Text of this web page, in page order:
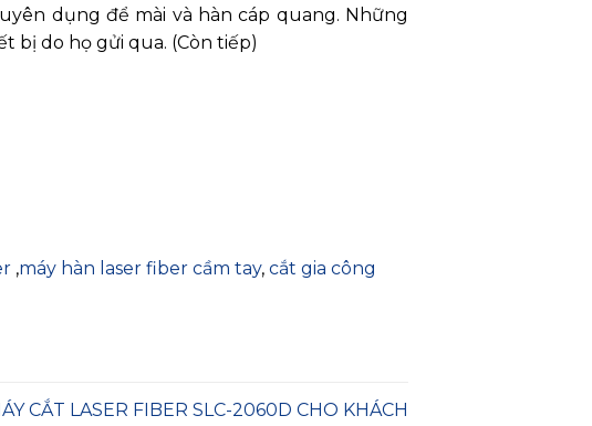
dụng để mài và hàn cáp quang. Những
bị do họ gửi qua. (Còn tiếp)
,máy hàn laser fiber cầm tay,cắt gia công
CẮT LASER FIBER SLC-2060D CHO KHÁCH